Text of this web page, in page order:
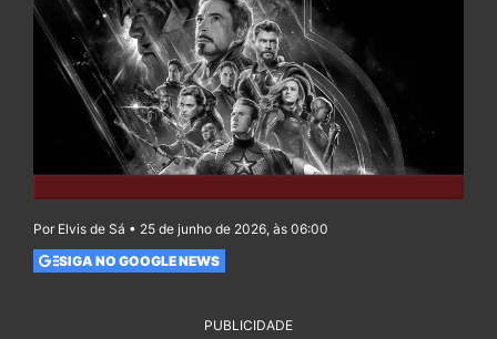
Por Elvis de Sá • 25 de junho de 2026, às 06:00
SIGA NO GOOGLE NEWS
PUBLICIDADE